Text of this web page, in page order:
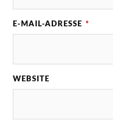
E-MAIL-ADRESSE *
WEBSITE